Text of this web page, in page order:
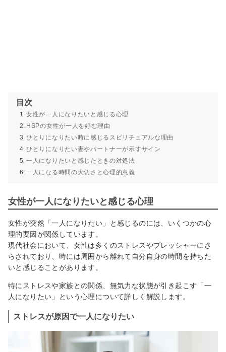
目次
女性が一人になりたいと感じる心理
HSPの女性が一人を好む理由
ひとりになりたい時に感じるスピリチュアルな理由
ひとりになりたい妻やパートナーが示すサイン
一人になりたいと感じたときの対処法
一人になる時間の大切さと心理的意義
女性が一人になりたいと感じる心理
女性が突然「一人になりたい」と感じるのには、いくつかの心
理的要因が関係しています。
現代社会において、女性は多くのストレスやプレッシャーにさ
らされており、時には周囲から離れて自分自身の時間を持ちた
いと感じることがあります。
特にストレスや家族との関係、無気力な状態が引き起こす「一
人になりたい」という心理について詳しく解説します。
ストレスが原因で一人になりたい